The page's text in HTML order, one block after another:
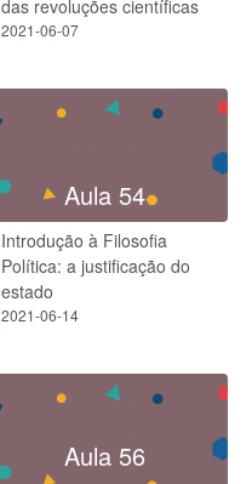
das revoluções científicas
2021-06-07
Aula 54
Introdução à Filosofia
Política: a justificação do
estado
2021-06-14
Aula 56